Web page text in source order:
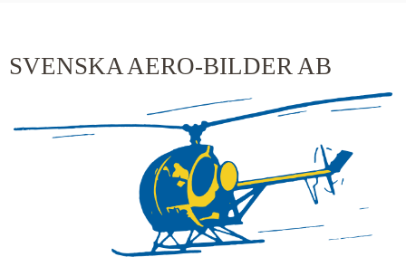
SVENSKA AERO-BILDER AB